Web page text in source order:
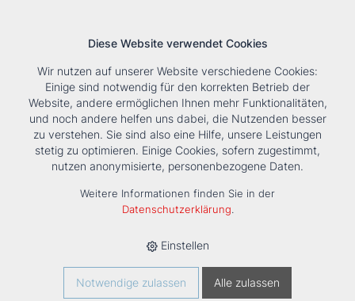
Tools Unternehmen Karriere KontaktSuche
‹ Zurück
Anfrage
Diese Website verwendet Cookies
Wir nutzen auf unserer Website verschiedene Cookies:
Einige sind notwendig für den korrekten Betrieb der
Website, andere ermöglichen Ihnen mehr Funktionalitäten,
und noch andere helfen uns dabei, die Nutzenden besser
zu verstehen. Sie sind also eine Hilfe, unsere Leistungen
stetig zu optimieren. Einige Cookies, sofern zugestimmt,
nutzen anonymisierte, personenbezogene Daten.
Weitere Informationen finden Sie in der
Datenschutzerklärung.
Einstellen
Notwendige zulassen Alle zulassen